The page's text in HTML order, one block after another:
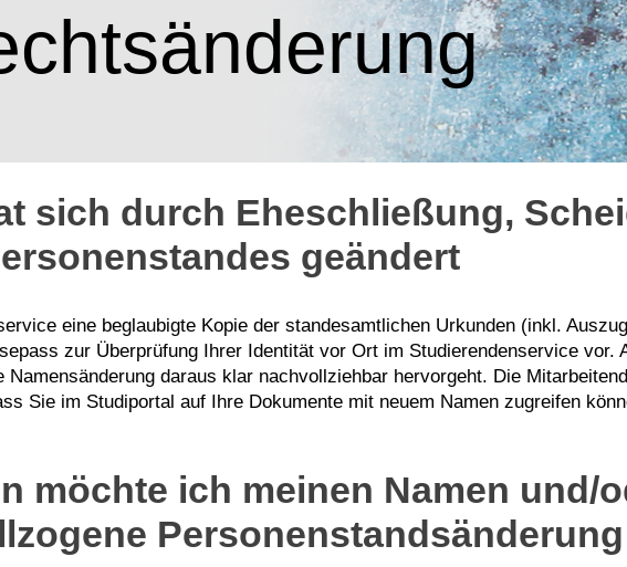
sich durch Eheschließung,
geändert
eine beglaubigte Kopie der standesamtlichen Urkunden (inkl.
zur Überprüfung Ihrer Identität vor Ort im Studierendenservice vor.
daraus klar nachvollziehbar hervorgeht. Die
Sie im Studiportal auf Ihre Dokumente mit neuem Namen zugreifen
möchte ich meinen Namen und/